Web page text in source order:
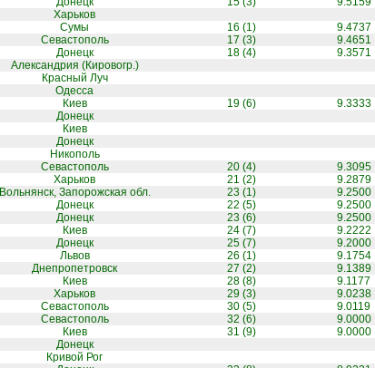
Харьков
Сумы 16 (1) 9.4737
Севастополь 17 (3) 9.4651
Донецк 18 (4) 9.3571
Александрия (Кировогр.)
Красный Луч
Одесса
Киев 19 (6) 9.3333
Донецк
Киев
Донецк
Никополь
Севастополь 20 (4)
9.3095
Харьков 21 (2) 9.2879
Вольнянск, Запорожская обл. 23 (1)
9.2500
Донецк 22 (5) 9.2500
Донецк 23 (6) 9.2500
Киев 24 (7) 9.2222
Донецк 25 (7) 9.2000
Львов 26 (1) 9.1754
Днепропетровск 27 (2) 9.1389
Киев 28 (8) 9.1177
Харьков 29 (3) 9.0238
Севастополь 30 (5) 9.0119
Севастополь 32 (6)
9.0000
Киев 31 (9) 9.0000
Донецк
Кривой Рог